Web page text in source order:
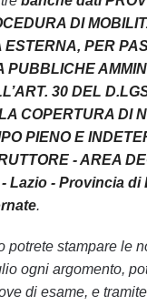
DI
ESTERNA, PER
PUBBLICHE
30 DEL
COPERTURA DI
PIENO E
- AREA
- Lazio - Provincia di
.
potrete stampare le
ogni argomento,
di esame, e